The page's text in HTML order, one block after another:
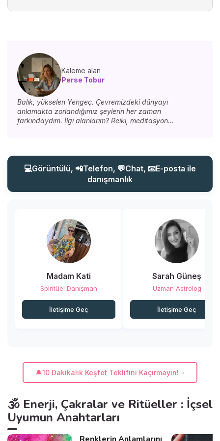
Kaleme alan
Perse Tobur
Balık, yükselen Yengeç. Çevremizdeki dünyayı
anlamakta zorlandığımız şeylerin her zaman
farkındaydım. İlgi alanlarım? Reiki, meditasyon...
💻Görüntülü, 📲Telefon, 💬Chat, 📧E-posta ile
danışmanlık
Madam Kati
Spiritüel Danışman
İletişime Geç
Sarah Güneş
Uzman Astrolog
İletişime Geç
🔔10 Dakikalık Keşfet Teklifini Kaçırmayın!
🕉️ Enerji, Çakralar ve Ritüeller : İçsel
Uyumun Anahtarları